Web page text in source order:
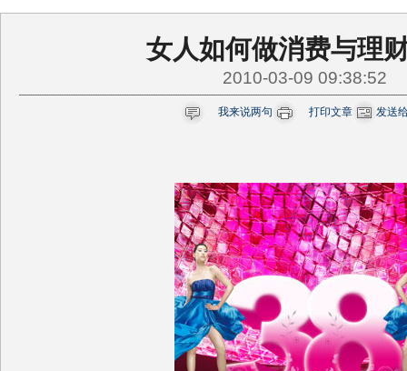
女人如何做消费与理
2010-03-09 09:38:52
我来说两句 打印文章 发送